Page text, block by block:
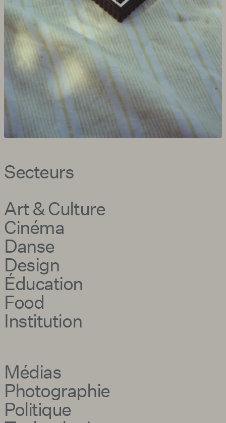
Secteurs
Art & Culture
Cinéma
Danse
Design
Éducation
Food
Institution
Médias
Photographie
Politique